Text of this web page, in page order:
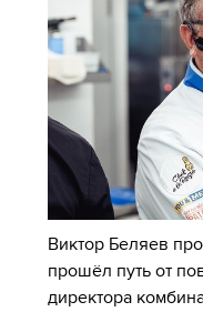
Виктор Беляев
прошёл путь от
директора